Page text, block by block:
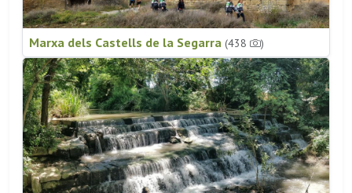
Marxa dels Castells de la Segarra (438 )